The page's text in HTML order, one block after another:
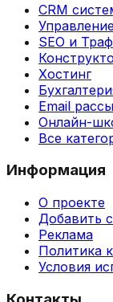
CRM
SEO и
Хостинг
Email
Онлайн-
Все
Информация
О проекте
Добавить
Реклама
Политика
Условия